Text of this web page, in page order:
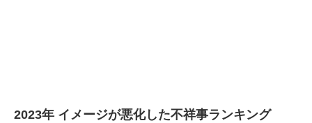
2023年 イメージが悪化した不祥事ランキング